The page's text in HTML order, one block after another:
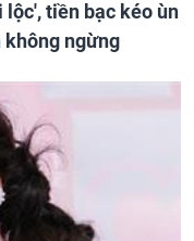
tiền bạc kéo ùn
không ngừng